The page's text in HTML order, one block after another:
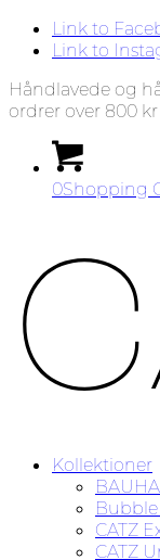
Link to
Link to
Håndlavede og
ordrer over 800
0Shopping
Kollektioner
CATZ
CATZ